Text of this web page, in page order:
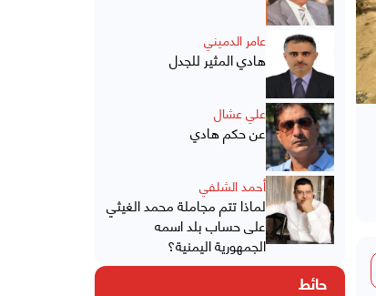
عامر الدميني
هادي المثير للجدل
علي عشال
عن حكم هادي
أحمد الشلفي
لماذا تتم مجاملة محمد الغيثي
على حساب بلد اسمه
الجمهورية اليمنية؟
حائط